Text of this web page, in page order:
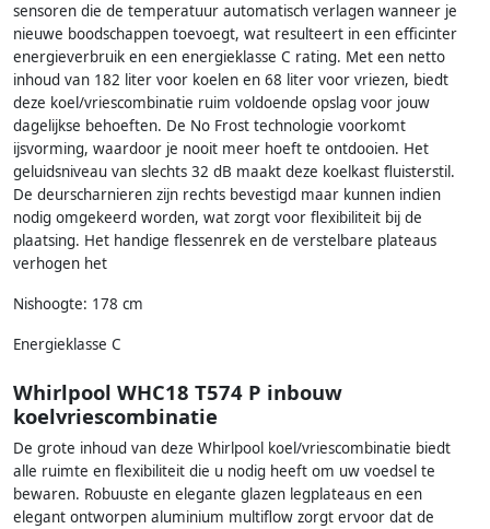
sensoren die de temperatuur automatisch verlagen wanneer je
nieuwe boodschappen toevoegt, wat resulteert in een efficinter
energieverbruik en een energieklasse C rating. Met een netto
inhoud van 182 liter voor koelen en 68 liter voor vriezen, biedt
deze koel/vriescombinatie ruim voldoende opslag voor jouw
dagelijkse behoeften. De No Frost technologie voorkomt
ijsvorming, waardoor je nooit meer hoeft te ontdooien. Het
geluidsniveau van slechts 32 dB maakt deze koelkast fluisterstil.
De deurscharnieren zijn rechts bevestigd maar kunnen indien
nodig omgekeerd worden, wat zorgt voor flexibiliteit bij de
plaatsing. Het handige flessenrek en de verstelbare plateaus
verhogen het
Nishoogte: 178 cm
Energieklasse C
Whirlpool WHC18 T574 P inbouw
koelvriescombinatie
De grote inhoud van deze Whirlpool koel/vriescombinatie biedt
alle ruimte en flexibiliteit die u nodig heeft om uw voedsel te
bewaren. Robuuste en elegante glazen legplateaus en een
elegant ontworpen aluminium multiflow zorgt ervoor dat de